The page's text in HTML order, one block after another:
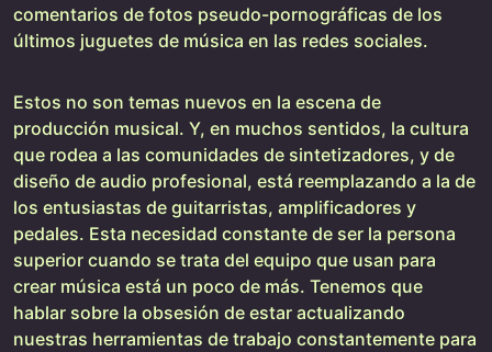
comentarios de fotos pseudo-pornográficas de los
últimos juguetes de música en las redes sociales.
Estos no son temas nuevos en la escena de
producción musical. Y, en muchos sentidos, la cultura
que rodea a las comunidades de sintetizadores, y de
diseño de audio profesional, está reemplazando a la de
los entusiastas de guitarristas, amplificadores y
pedales. Esta necesidad constante de ser la persona
superior cuando se trata del equipo que usan para
crear música está un poco de más. Tenemos que
hablar sobre la obsesión de estar actualizando
nuestras herramientas de trabajo constantemente para